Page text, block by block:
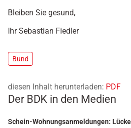
Bleiben Sie gesund,
IhrSebastian Fiedler
Bund
diesen Inhalt herunterladen: PDF
Der BDK in den Medien
Schein-Wohnungsanmeldungen: